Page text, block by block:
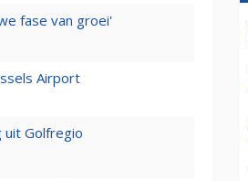
fase van groei'
Airport
uit Golfregio